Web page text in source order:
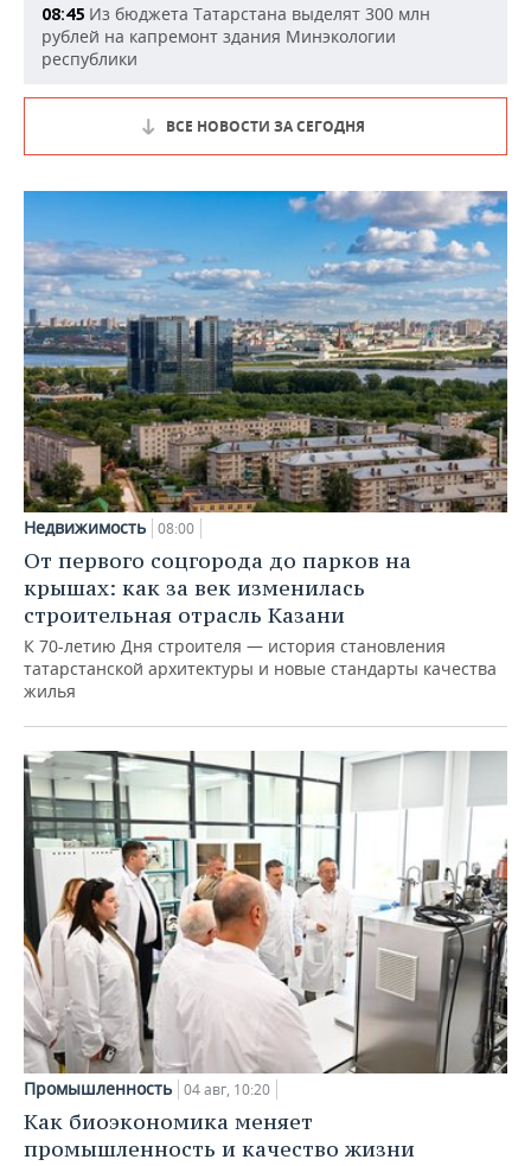
08:45 Из бюджета Татарстана выделят 300 млн
рублей на капремонт здания Минэкологии
республики
ВСЕ НОВОСТИ ЗА СЕГОДНЯ
Недвижимость 08:00
От первого соцгорода до парков на
крышах: как за век изменилась
строительная отрасль Казани
К 70-летию Дня строителя — история становления
татарстанской архитектуры и новые стандарты качества
жилья
Промышленность 04 авг, 10:20
Как биоэкономика меняет
промышленность и качество жизни